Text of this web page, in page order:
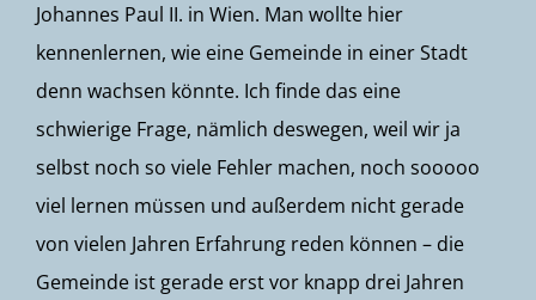
Johannes Paul II. in Wien. Man wollte hier
kennenlernen, wie eine Gemeinde in einer Stadt
denn wachsen könnte. Ich finde das eine
schwierige Frage, nämlich deswegen, weil wir ja
selbst noch so viele Fehler machen, noch sooooo
viel lernen müssen und außerdem nicht gerade
von vielen Jahren Erfahrung reden können – die
Gemeinde ist gerade erst vor knapp drei Jahren